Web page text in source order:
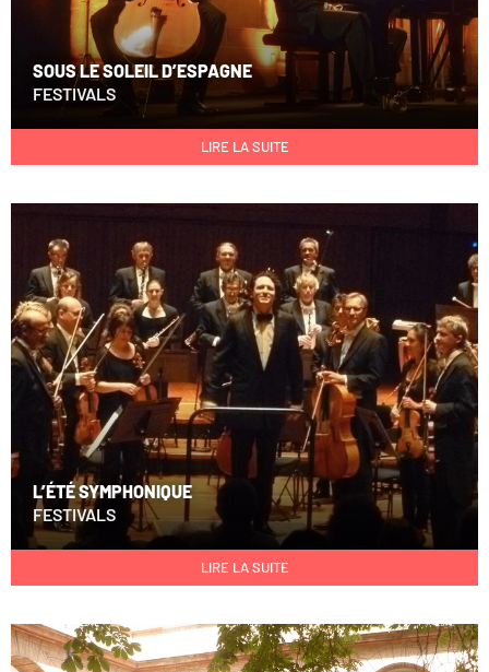
SOUS LE SOLEIL D’ESPAGNE
FESTIVALS
LIRE LA SUITE
L’ÉTÉ SYMPHONIQUE
FESTIVALS
LIRE LA SUITE